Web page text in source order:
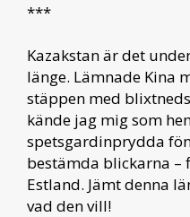
***
Kazakstan är det
länge. Lämnade Kina
stäppen med
kände jag mig som
spetsgardinprydda
bestämda blickarna
Estland. Jämt denna
vad den vill!